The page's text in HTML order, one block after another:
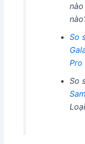
So
Pro
So